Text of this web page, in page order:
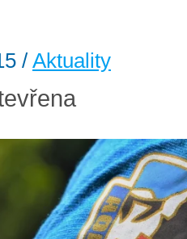
/ Aktuality